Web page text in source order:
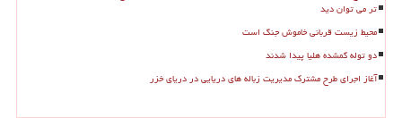
تر می توان دید
محیط زیست قربانی خاموش جنگ است
دو توله گمشده هلیا پیدا شدند
آغاز اجرای طرح مشترک مدیریت زباله های دریایی در دریای خزر